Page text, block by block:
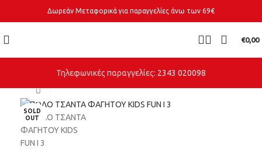
Δωρεάν Μεταφορικά για παραγγελίες άνω των 69€
€0,00
Τηλεφωνικές παραγγελίες: 2343 020098
SOLD
OUT
Click to enlarge